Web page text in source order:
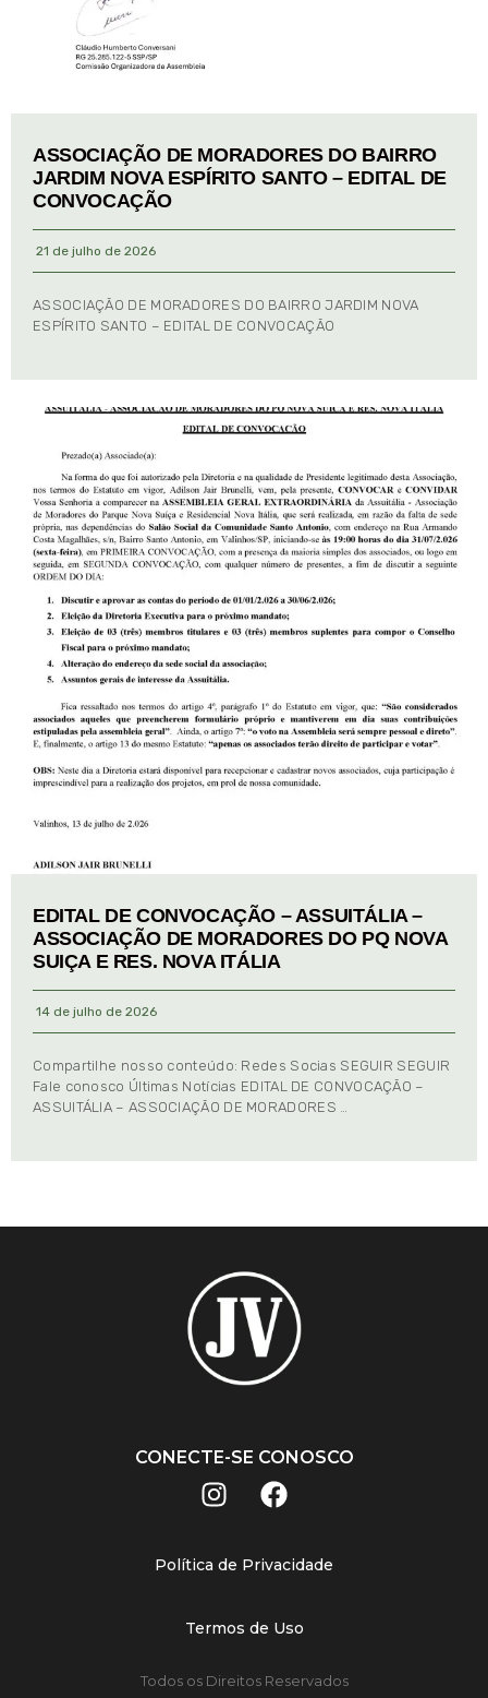
ASSOCIAÇÃO DE MORADORES DO BAIRRO
JARDIM NOVA ESPÍRITO SANTO – EDITAL DE
CONVOCAÇÃO
21 de julho de 2026
ASSOCIAÇÃO DE MORADORES DO BAIRRO JARDIM NOVA
ESPÍRITO SANTO – EDITAL DE CONVOCAÇÃO
EDITAL DE CONVOCAÇÃO – ASSUITÁLIA –
ASSOCIAÇÃO DE MORADORES DO PQ NOVA
SUIÇA E RES. NOVA ITÁLIA
14 de julho de 2026
Compartilhe nosso conteúdo: Redes Socias SEGUIR SEGUIR
Fale conosco Últimas Notícias EDITAL DE CONVOCAÇÃO –
ASSUITÁLIA – ASSOCIAÇÃO DE MORADORES …
CONECTE-SE CONOSCO
Política de Privacidade
Termos de Uso
Todos os Direitos Reservados